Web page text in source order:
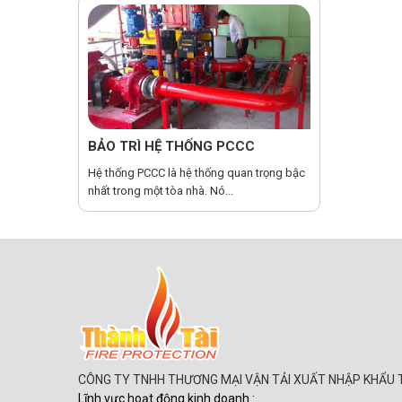
BẢO TRÌ HỆ THỐNG PCCC
Hệ thống PCCC là hệ thống quan trọng bậc
nhất trong một tòa nhà. Nó...
CÔNG TY TNHH THƯƠNG MẠI VẬN TẢI XUẤT NHẬP KHẨU
Lĩnh vực hoạt động kinh doanh :